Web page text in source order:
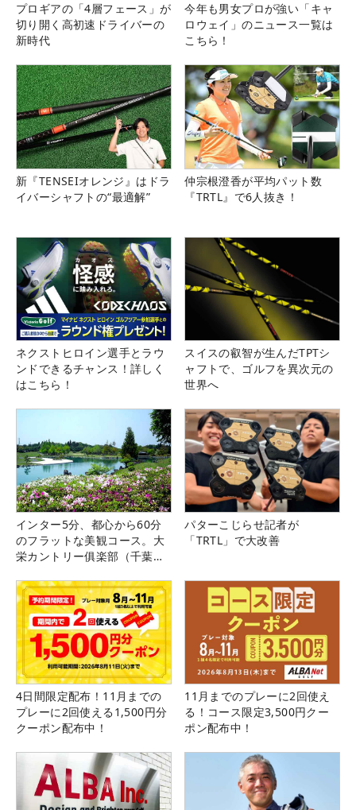
プロギアの「4層フェース」が
切り開く高初速ドライバーの
新時代
今年も男女プロが強い「キャ
ロウェイ」のニュース一覧は
こちら！
新『TENSEIオレンジ』はドラ
イバーシャフトの“最適解”
仲宗根澄香が平均パット数
『TRTL』で6人抜き！
ネクストヒロイン選手とラウ
ンドできるチャンス！詳しく
はこちら！
スイスの叡智が生んだTPTシ
ャフトで、ゴルフを異次元の
世界へ
インター5分、都心から60分
のフラットな美観コース。大
栄カントリー俱楽部（千葉
パターこじらせ記者が
「TRTL」で大改善
4日間限定配布！11月までの
プレーに2回使える1,500円分
クーポン配布中！
11月までのプレーに2回使え
る！コース限定3,500円クー
ポン配布中！